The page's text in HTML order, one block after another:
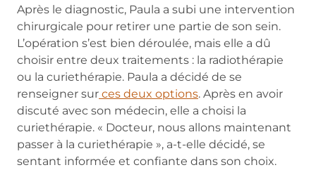
Après le diagnostic, Paula a subi une intervention
chirurgicale pour retirer une partie de son sein.
L’opération s’est bien déroulée, mais elle a dû
choisir entre deux traitements : la radiothérapie
ou la curiethérapie. Paula a décidé de se
renseigner sur ces deux options. Après en avoir
discuté avec son médecin, elle a choisi la
curiethérapie. « Docteur, nous allons maintenant
passer à la curiethérapie », a-t-elle décidé, se
sentant informée et confiante dans son choix.